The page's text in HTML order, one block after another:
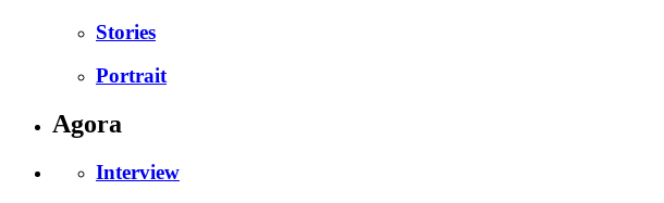
Stories
Portrait
Agora
Interview